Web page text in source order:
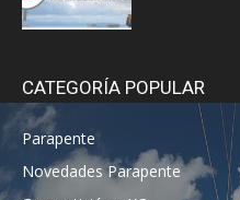
CATEGORÍA POPULAR
Parapente
Novedades Parapente